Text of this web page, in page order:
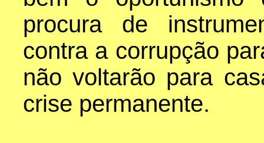
procura de
contra a corrupção
não voltarão para
crise permanente.